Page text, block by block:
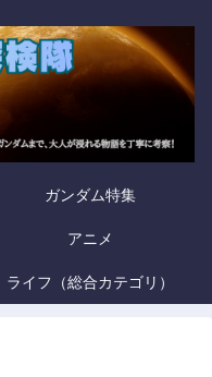
ガンダム特集
アニメ
ライフ（総合カテゴリ）